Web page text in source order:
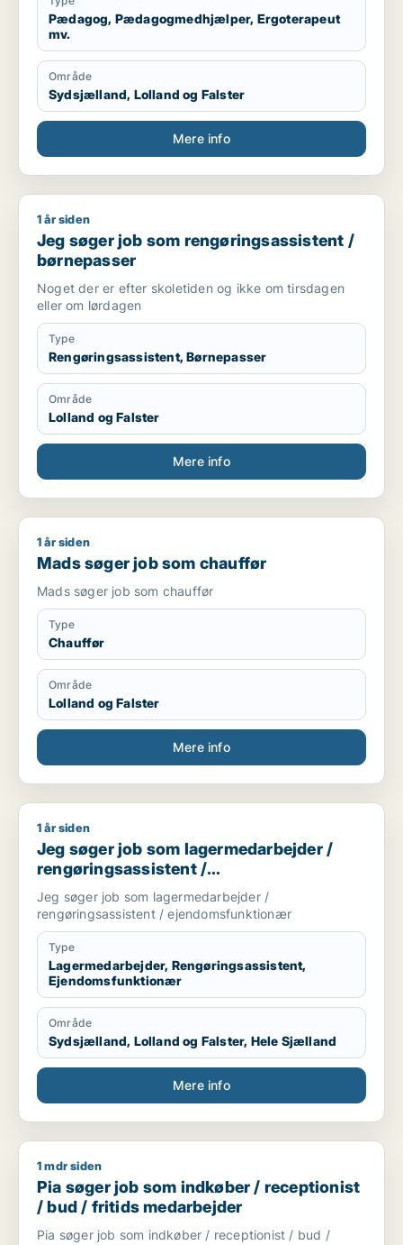
Pædagog, Pædagogmedhjælper, Ergoterapeut
mv.
Område
Sydsjælland, Lolland og Falster
Mere info
Jeg søger job som rengøringsassistent / børnepasser
1 år siden
Jeg søger job som rengøringsassistent /
børnepasser
Noget der er efter skoletiden og ikke om tirsdagen
eller om lørdagen
Type
Rengøringsassistent, Børnepasser
Område
Lolland og Falster
Mere info
Mads søger job som chauffør
1 år siden
Mads søger job som chauffør
Mads søger job som chauffør
Type
Chauffør
Område
Lolland og Falster
Mere info
Jeg søger job som lagermedarbejder / rengøringsassistent
1 år siden
Jeg søger job som lagermedarbejder /
rengøringsassistent /
ejendomsfunktionær
Jeg søger job som lagermedarbejder /
rengøringsassistent / ejendomsfunktionær
Type
Lagermedarbejder, Rengøringsassistent,
Ejendomsfunktionær
Område
Sydsjælland, Lolland og Falster, Hele Sjælland
Mere info
Pia søger job som indkøber / receptionist / bud / fritids
1 mdr siden
Pia søger job som indkøber / receptionist
/ bud / fritids medarbejder
Pia søger job som indkøber / receptionist / bud /